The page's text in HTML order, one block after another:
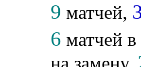
9 матчей,
6 матчей
на замену,